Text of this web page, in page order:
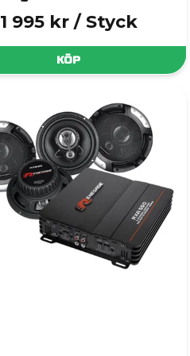
1 995 kr / Styck
KÖP